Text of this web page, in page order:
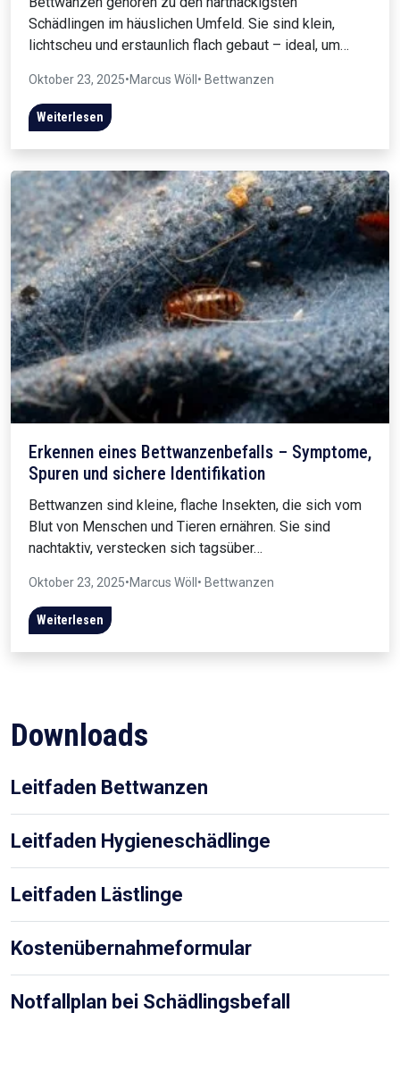
Schädlingen im häuslichen Umfeld. Sie sind klein,
lichtscheu und erstaunlich flach gebaut – ideal, um…
Oktober 23, 2025•Marcus Wöll • Bettwanzen
Weiterlesen
Erkennen eines Bettwanzenbefalls – Symptome,
Spuren und sichere Identifikation
Bettwanzen sind kleine, flache Insekten, die sich vom
Blut von Menschen und Tieren ernähren. Sie sind
nachtaktiv, verstecken sich tagsüber…
Oktober 23, 2025•Marcus Wöll • Bettwanzen
Weiterlesen
Downloads
Leitfaden Bettwanzen
Leitfaden Hygieneschädlinge
Leitfaden Lästlinge
Kostenübernahmeformular
Notfallplan bei Schädlingsbefall